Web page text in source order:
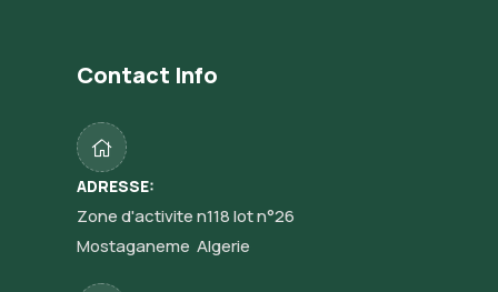
Contact Info
ADRESSE:
Zone d'activite n118 lot n°26
Mostaganeme Algerie